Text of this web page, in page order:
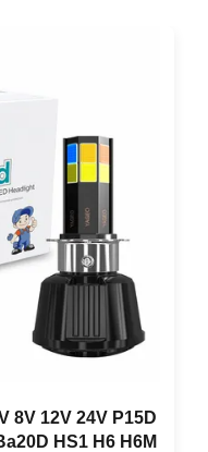
8V 12V 24V P15D